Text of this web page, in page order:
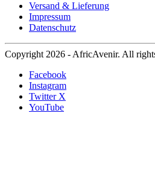
Versand & Lieferung
Impressum
Datenschutz
Copyright 2026 - AfricAvenir. All
Facebook
Instagram
Twitter X
YouTube